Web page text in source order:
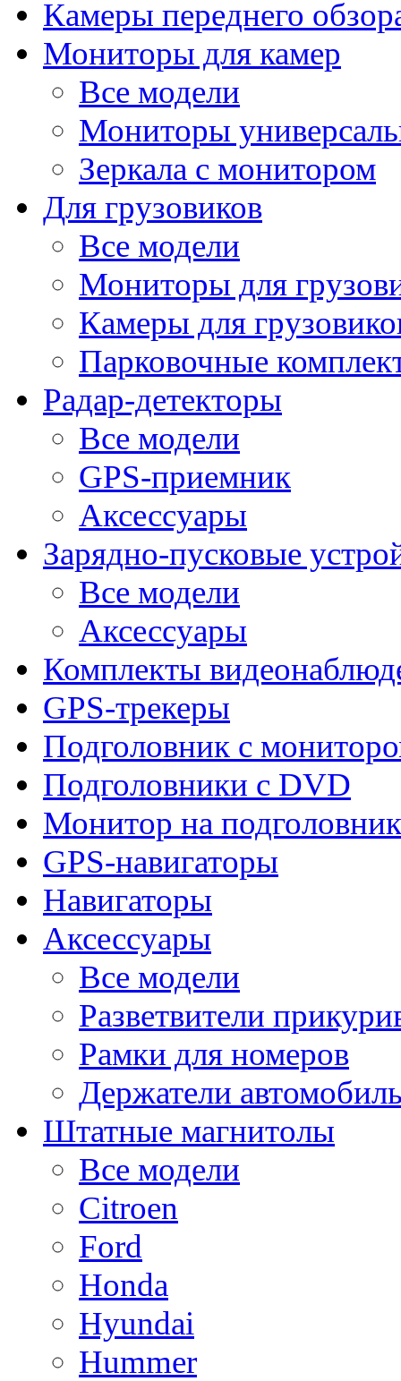
Камеры переднего
Мониторы для камер
Все модели
Мониторы
Зеркала с монитором
Для грузовиков
Все модели
Мониторы для
Камеры для
Парковочные
Радар-детекторы
Все модели
GPS-приемник
Аксессуары
Зарядно-пусковые
Все модели
Аксессуары
Комплекты
GPS-трекеры
Подголовник с
Подголовники с DVD
Монитор на подголовник
GPS-навигаторы
Навигаторы
Аксессуары
Все модели
Разветвители
Рамки для номеров
Держатели
Штатные магнитолы
Все модели
Citroen
Ford
Honda
Hyundai
Hummer